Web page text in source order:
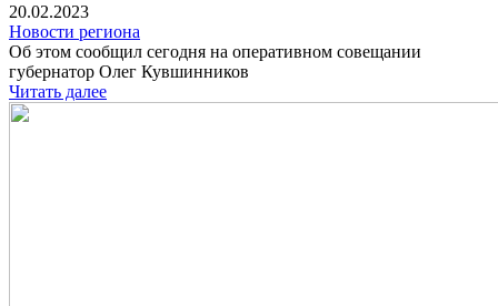
20.02.2023
Новости региона
Об этом сообщил сегодня на оперативном совещании
губернатор Олег Кувшинников
Читать далее